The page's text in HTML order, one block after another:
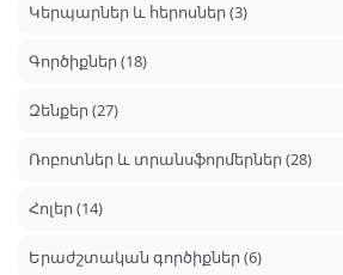
Կերպարներ և հերոսներ (3)
Գործիքներ (18)
Զենքեր (27)
Ռոբոտներ և տրանսֆորմերներ (28)
Հոլեր (14)
Երաժշտական գործիքներ (6)